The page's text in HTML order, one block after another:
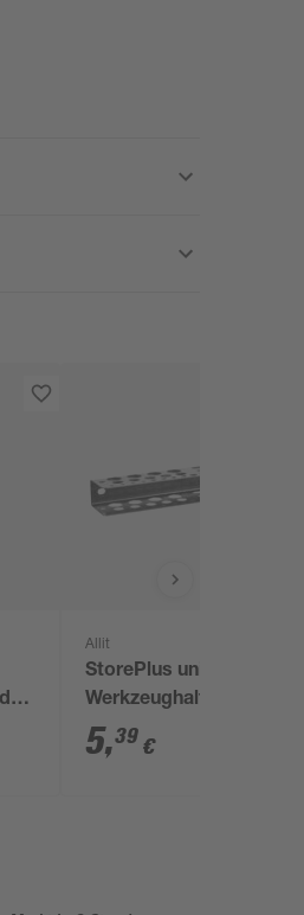
Allit
StorePlus universal
Werkzeughalter 'Flex
M 31' silbergrau
5,39 €